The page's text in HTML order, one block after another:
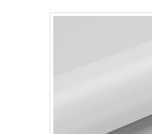
FILMS ET PAPIERS TRANSFERTS